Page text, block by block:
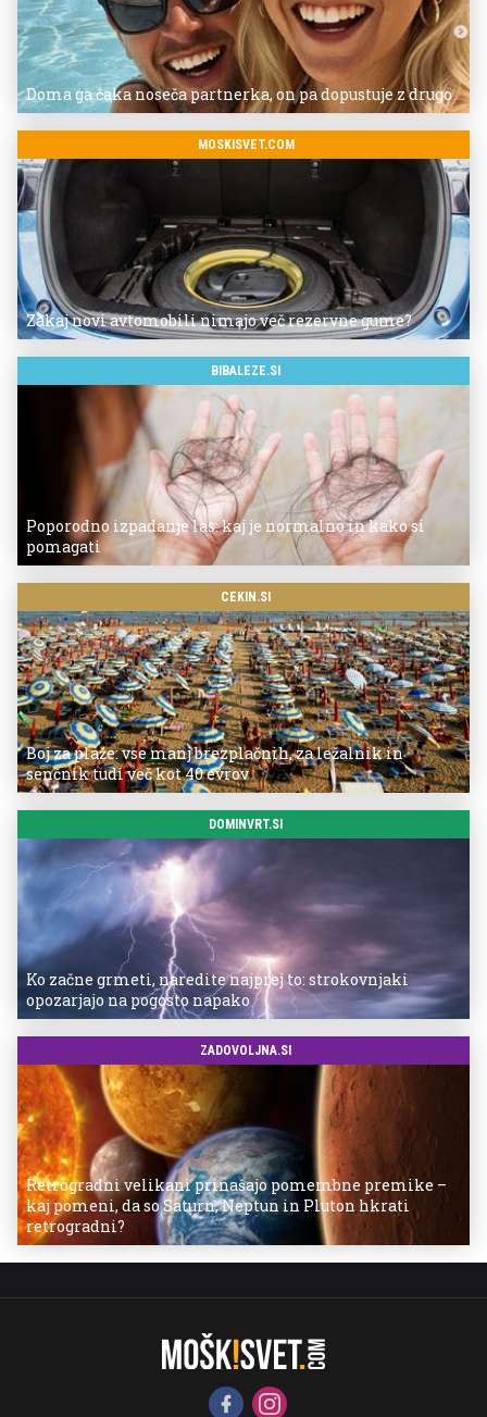
Doma ga čaka noseča partnerka, on pa dopustuje z drugo
MOSKISVET.COM
Zakaj novi avtomobili nimajo več rezervne gume?
BIBALEZE.SI
Poporodno izpadanje las: kaj je normalno in kako si
pomagati
CEKIN.SI
Boj za plaže: vse manj brezplačnih, za ležalnik in
senčnik tudi več kot 40 evrov
DOMINVRT.SI
Ko začne grmeti, naredite najprej to: strokovnjaki
opozarjajo na pogosto napako
ZADOVOLJNA.SI
Retrogradni velikani prinašajo pomembne premike –
kaj pomeni, da so Saturn, Neptun in Pluton hkrati
retrogradni?